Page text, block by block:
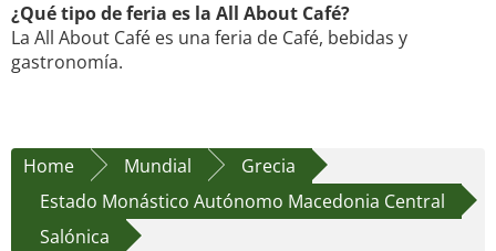
¿Qué tipo de feria es la All About Café?
La All About Café es una feria de Café, bebidas y
gastronomía.
Home Mundial
Grecia
Estado Monástico Autónomo Macedonia Central
Salónica